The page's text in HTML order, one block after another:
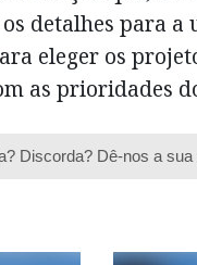
detalhes para
eleger os
as prioridades
Discorda? Dê-nos a